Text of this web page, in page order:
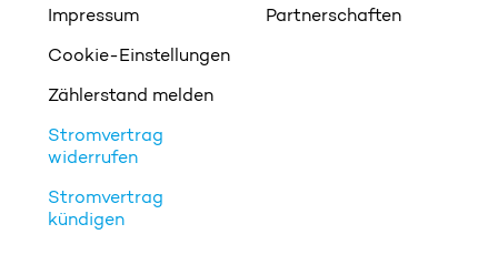
Impressum
Cookie-Einstellungen
Zählerstand melden
Stromvertrag
widerrufen
Stromvertrag
kündigen
Partnerschaften